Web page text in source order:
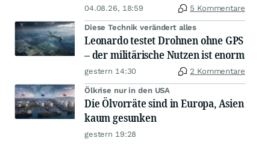
04.08.26, 18:59 5 Kommentare
Diese Technik verändert alles
Leonardo testet Drohnen ohne GPS
– der militärische Nutzen ist enorm
gestern 14:30 2 Kommentare
Ölkrise nur in den USA
Die Ölvorräte sind in Europa, Asien
kaum gesunken
gestern 19:28